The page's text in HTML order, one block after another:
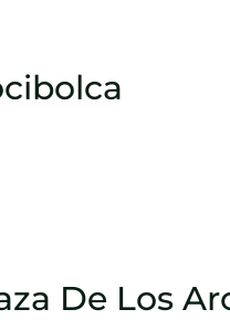
De Los